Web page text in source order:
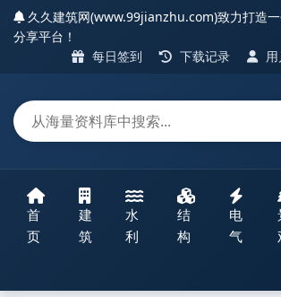
久久建筑网(www.99jianzhu.com)致力打造
分享平台！
每日签到
下载记录
首
页
建
筑
水
利
结
构
电
气